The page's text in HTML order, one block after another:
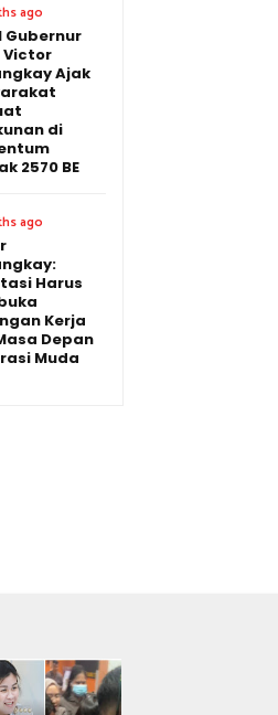
ago
Gubernur
Victor
Ajak
di
2570 BE
ago
Harus
Kerja
Depan
Muda